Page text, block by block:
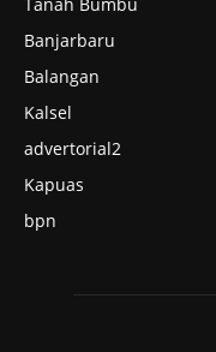
Banjarbaru
Balangan
Kalsel
advertorial2
Kapuas
bpn